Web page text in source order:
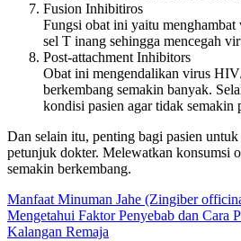
Fusion Inhibitiros
Fungsi obat ini yaitu
sel T inang sehingga mencegah
Post-attachment Inhibitors
Obat ini mengendalikan virus
berkembang semakin banyak.
kondisi pasien agar tidak semakin
Dan selain itu, penting bagi pasien
petunjuk dokter. Melewatkan konsumsi
semakin berkembang.
Navigasi
pos
Manfaat Minuman Jahe (Zingiber
Mengetahui Faktor Penyebab dan Cara
Kalangan Remaja